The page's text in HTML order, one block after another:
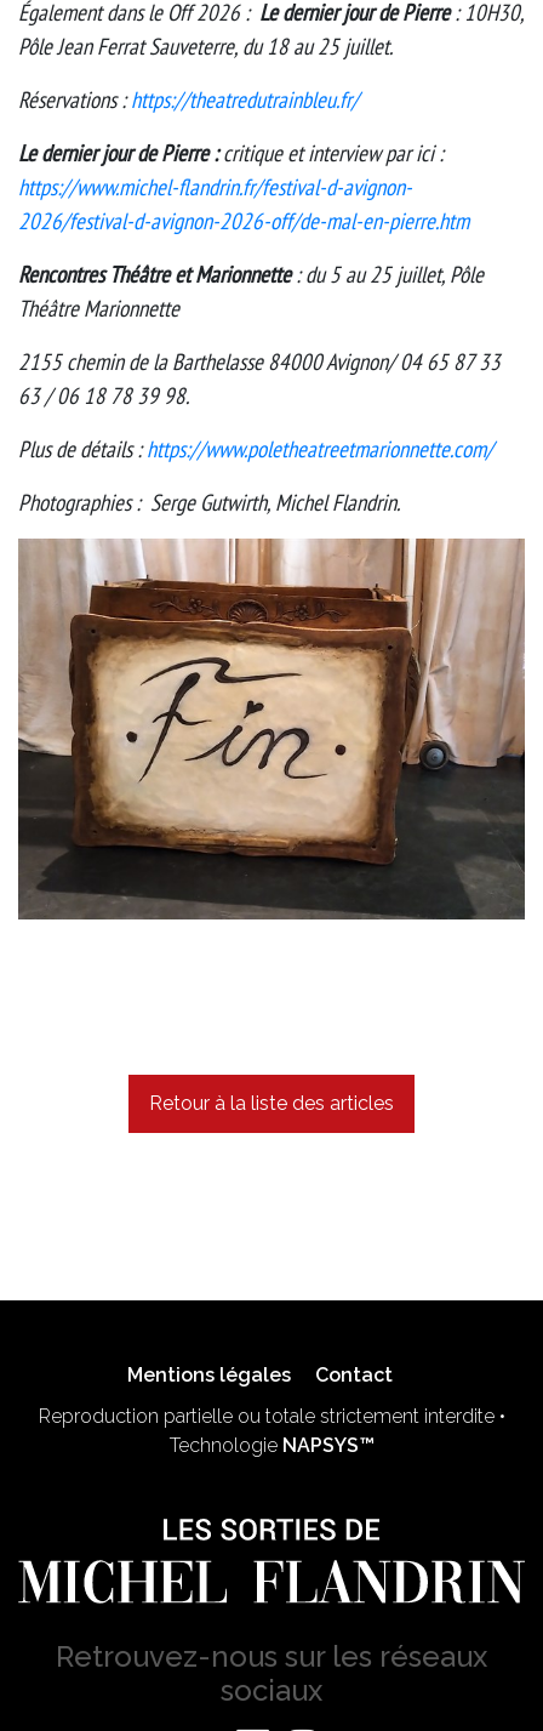
Également dans le Off 2026 : Le dernier jour de Pierre: 10H30,
Pôle Jean Ferrat Sauveterre, du 18 au 25 juillet.
Réservations :https://theatredutrainbleu.fr/
Le dernier jour de Pierre :critique et interview par ici :
https://www.michel-flandrin.fr/festival-d-avignon-
2026/festival-d-avignon-2026-off/de-mal-en-pierre.htm
Rencontres Théâtre et Marionnette: du 5 au 25 juillet, Pôle
Théâtre Marionnette
2155 chemin de la Barthelasse 84000 Avignon/ 04 65 87 33
63 / 06 18 78 39 98.
Plus de détails :https://www.poletheatreetmarionnette.com/
Photographies : Serge Gutwirth, Michel Flandrin.
Retour à la liste des articles
Mentions légales
Contact
Reproduction partielle ou totale strictement interdite •
Technologie NAPSYS™
Retrouvez-nous sur les réseaux
sociaux